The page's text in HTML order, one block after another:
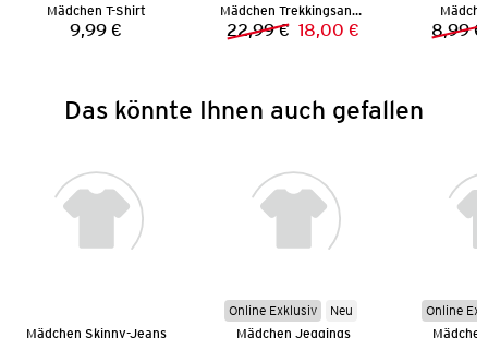
Mädchen T-Shirt
Preis:
9,99 €
Mädchen Trekkingsandalen
Vorheriger Preis:
22,99 € Neuer Preis:
18,00 € 8,99 €
Das könnte Ihnen auch gefallen
Mädchen Skinny-Jeans
Online Exklusiv
Neu
Mädchen Jeggings
Online